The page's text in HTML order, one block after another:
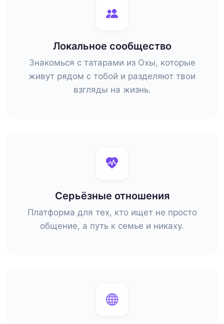
Локальное сообщество
Знакомься с татарами из Охы, которые
живут рядом с тобой и разделяют твои
взгляды на жизнь.
Серьёзные отношения
Платформа для тех, кто ищет не просто
общение, а путь к семье и никаху.